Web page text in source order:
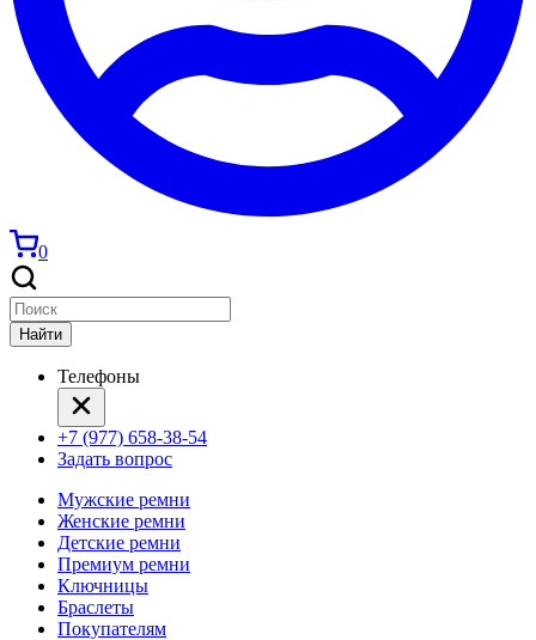
0
Найти
Телефоны
+7 (977) 658-38-54
Задать вопрос
Мужские ремни
Женские ремни
Детские ремни
Премиум ремни
Ключницы
Браслеты
Покупателям